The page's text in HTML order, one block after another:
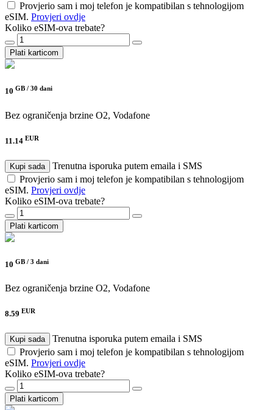
Provjerio sam i moj telefon je kompatibilan s tehnologijom
eSIM. Provjeri ovdje
Koliko eSIM-ova trebate?
Plati karticom
10 GB / 30 dani
Bez ograničenja brzine O2, Vodafone
11.14 EUR
Kupi sada
Trenutna isporuka putem emaila i SMS
Provjerio sam i moj telefon je kompatibilan s tehnologijom
eSIM. Provjeri ovdje
Koliko eSIM-ova trebate?
Plati karticom
10 GB / 3 dani
Bez ograničenja brzine O2, Vodafone
8.59 EUR
Kupi sada
Trenutna isporuka putem emaila i SMS
Provjerio sam i moj telefon je kompatibilan s tehnologijom
eSIM. Provjeri ovdje
Koliko eSIM-ova trebate?
Plati karticom